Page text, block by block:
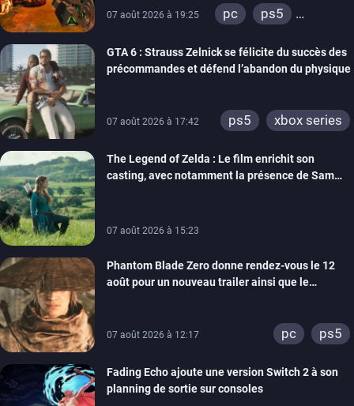
07 août 2026 à 19:25 pc
ps5
GTA 6 : Strauss Zelnick se félicite du succès des
précommandes et défend l’abandon du physique
07 août 2026 à 17:42 ps5 xbox series
The Legend of Zelda : Le film enrichit son
casting, avec notamment la présence de Sam
07 août 2026 à 15:23
Phantom Blade Zero donne rendez-vous le 12
août pour un nouveau trailer ainsi que le
07 août 2026 à 12:17 pc ps5
Fading Echo ajoute une version Switch 2 à son
planning de sortie sur consoles